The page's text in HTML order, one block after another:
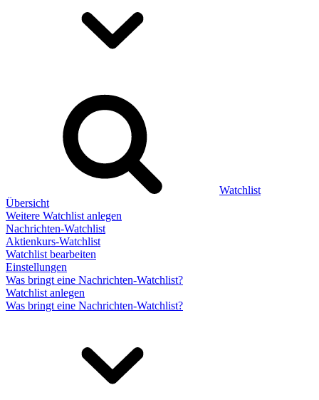
Watchlist
Übersicht
Weitere Watchlist anlegen
Nachrichten-Watchlist
Aktienkurs-Watchlist
Watchlist bearbeiten
Einstellungen
Was bringt eine Nachrichten-Watchlist?
Watchlist anlegen
Was bringt eine Nachrichten-Watchlist?